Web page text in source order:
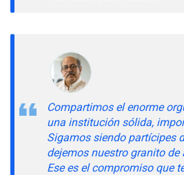
Compartimos el enorme
una institución sólida,
Sigamos siendo partícipes
dejemos nuestro granito de
Ese es el compromiso que